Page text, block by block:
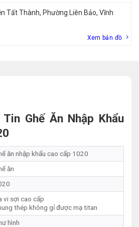
Tất Thành, Phường Liên Bảo, Vĩnh
Xem bản đồ
Tin Ghế Ăn Nhập Khẩu
ăn nhập khẩu cao cấp 1020
ăn
vi sợi cao cấp
thép không gỉ được mạ titan
hình